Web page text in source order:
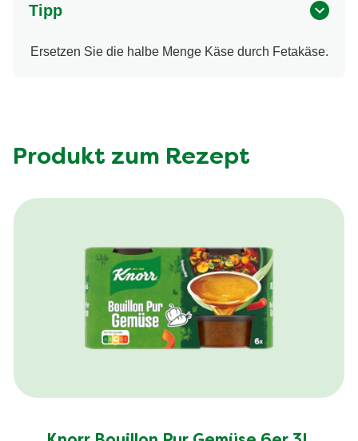
Tipp
Ersetzen Sie die halbe Menge Käse durch Fetakäse.
Produkt zum Rezept